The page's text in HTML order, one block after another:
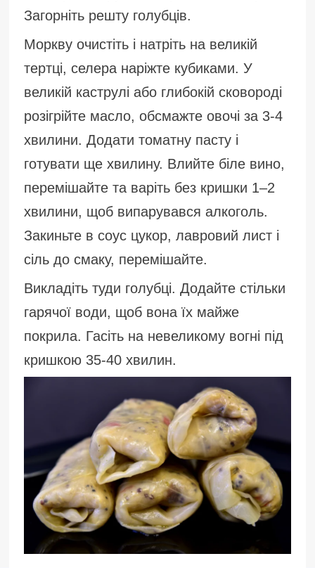
Загорніть решту голубців.
Моркву очистіть і натріть на великій
тертці, селера наріжте кубиками. У
великій каструлі або глибокій сковороді
розігрійте масло, обсмажте овочі за 3-4
хвилини. Додати томатну пасту і
готувати ще хвилину. Влийте біле вино,
перемішайте та варіть без кришки 1–2
хвилини, щоб випарувався алкоголь.
Закиньте в соус цукор, лавровий лист і
сіль до смаку, перемішайте.
Викладіть туди голубці. Додайте стільки
гарячої води, щоб вона їх майже
покрила. Гасіть на невеликому вогні під
кришкою 35-40 хвилин.